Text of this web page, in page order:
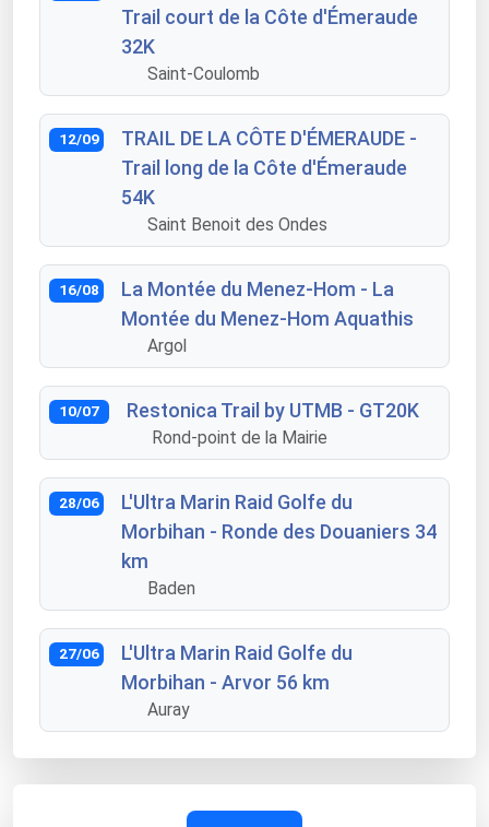
Trail court de la Côte d'Émeraude
32K
Saint-Coulomb
12/09
TRAIL DE LA CÔTE D'ÉMERAUDE -
Trail long de la Côte d'Émeraude
54K
Saint Benoit des Ondes
16/08
La Montée du Menez-Hom - La
Montée du Menez-Hom Aquathis
Argol
10/07 Restonica Trail by UTMB - GT20K
Rond-point de la Mairie
28/06
L'Ultra Marin Raid Golfe du
Morbihan - Ronde des Douaniers 34
km
Baden
27/06
L'Ultra Marin Raid Golfe du
Morbihan - Arvor 56 km
Auray